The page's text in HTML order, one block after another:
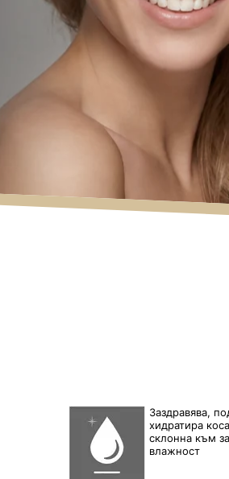
Заздравява,
хидратира
склонна към
влажност